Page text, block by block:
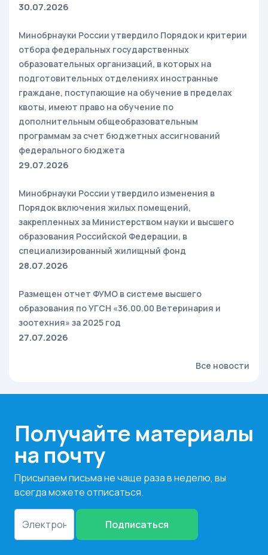
30.07.2026
Минобрнауки России утвердило Порядок и критерии
отбора федеральных государственных
образовательных организаций, в которых на
подготовительных отделениях иностранные
граждане, поступающие на обучение в пределах
квоты, имеют право на обучение по
дополнительным общеобразовательным
программам за счет бюджетных ассигнований
федерального бюджета
29.07.2026
Минобрнауки России утвердило изменения в
Порядок включения жилых помещений,
закрепленных за Министерством науки и высшего
образования Российской Федерации, в
специализированный жилищный фонд
28.07.2026
Размещен отчет ФУМО в системе высшего
образования по УГСН «36.00.00 Ветеринария и
зоотехния» за 2025 год
27.07.2026
Все новости
Получайте материалы
на почту
Присылаем письма не чаще раза в неделю, вы
всегда можете отписаться.
Подписаться